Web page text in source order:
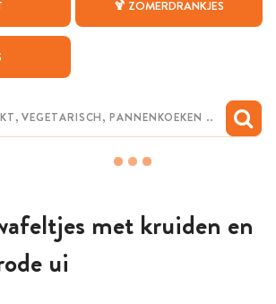
🍹 ZOMERDRANKJES
met kruiden en
ui